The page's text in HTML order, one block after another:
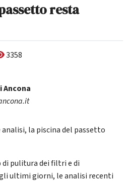
resta
3358
Ancona
la piscina del passetto
pulitura dei filtri e di
ultimi giorni, le analisi recenti